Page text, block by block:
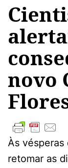
novo
Às vésperas
retomar as